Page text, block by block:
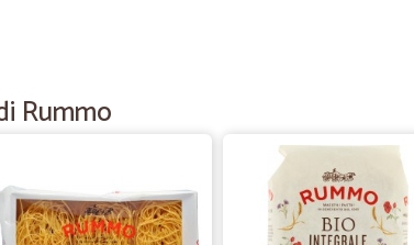
Bravissimi...
Bravissimi...
Rummo